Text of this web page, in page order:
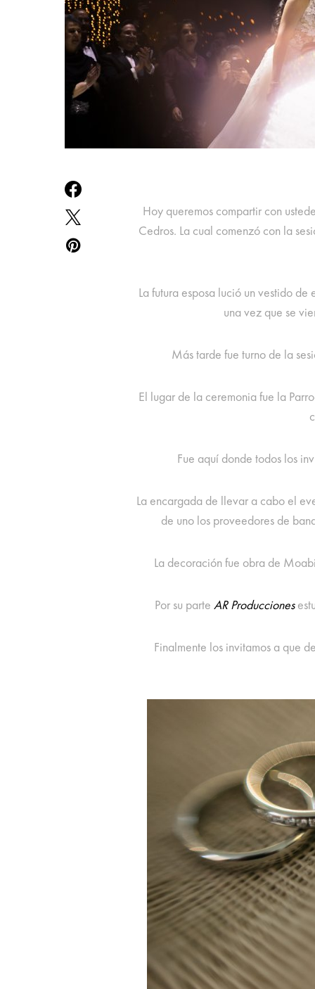
Hoy queremos compartir con
Cedros. La cual comenzó con la
La futura esposa lució un vestido
una vez que se
Más tarde fue turno de la
El lugar de la ceremonia fue la
Fue aquí donde todos los
La encargada de llevar a cabo el
de uno los proveedores de
La decoración fue obra de
Por su parte AR Producciones
Finalmente los invitamos a que